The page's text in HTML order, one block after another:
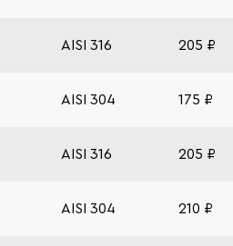
AISI 316 205 ₽
AISI 304 175 ₽
AISI 316 205 ₽
AISI 304 210 ₽